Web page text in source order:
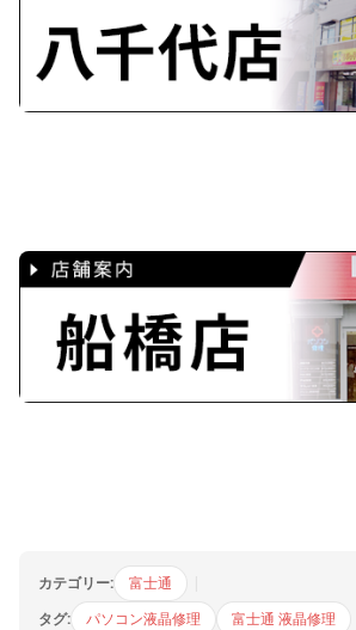
カテゴリー: 富士通
タグ:
パソコン液晶修理 富士通 液晶修理